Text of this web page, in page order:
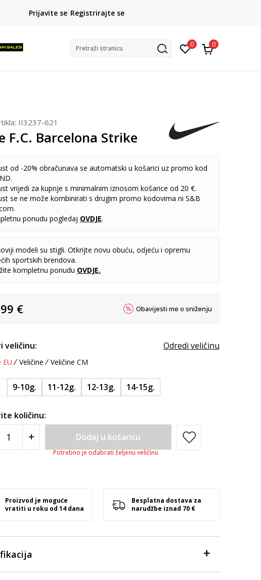
CLICK& COLLECT
besplatno preuzimanje u trgovini
Prijavite se Registrirajte se
Pretraži stranicu 0 0
II3237-621
F.C. Barcelona Strike
od -20% obračunava se automatski u košarici uz promo kod
vrijedi za kupnje s minimalnim iznosom košarice od 20 €.
se ne može kombinirati s drugim promo kodovima ni S&B
ponudu pogledaj OVDJE.
modeli su stigli. Otkrijte novu obuću, odjeću i opremu
sportskih brendova.
kompletnu ponudu OVDJE.
€ Obavijesti me o sniženju
veličinu: Odredi veličinu
EU Veličine Veličine CM
9-10g. 11-12g. 12-13g. 14-15g.
količinu:
Dodaj u košaricu
Potrebno je odabrati željenu veličinu
Proizvod je moguće
vratiti u roku od 14 dana
Besplatna dostava za
narudžbe iznad 70 €